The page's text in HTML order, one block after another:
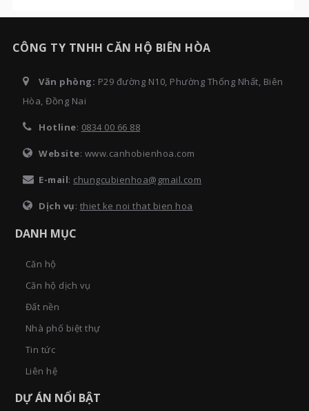
CÔNG TY TNHH CĂN HỘ BIÊN HÒA
Văn phòng: P29 đường N10, Phường Thống Nhất, Biên
Hòa, Đồng Nai
Hotline: 0834 00 66 88
Website: www.canhobienhoa.com
E-mail: chungcubienhoa@gmail.com
Dịch vụ: thiet ke noi that bien hoa
DANH MỤC
Căn hộ
Căn hộ dịch vụ
Đất nền
Nhà phố biệt thự
Tin tức
Liên hệ
DỰ ÁN NỔI BẬT